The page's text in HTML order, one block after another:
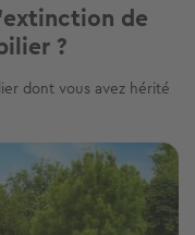
de
?
dont vous avez hérité